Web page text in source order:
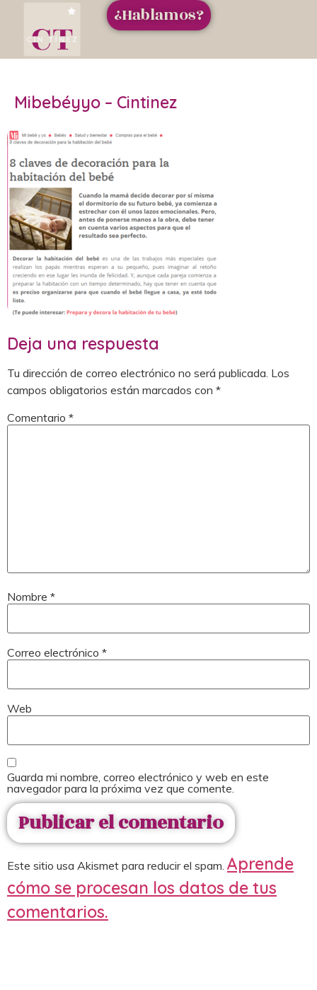
¿Hablamos?
Mibebéyyo – Cintinez
Deja una respuesta
Tu dirección de correo electrónico no será publicada. Los
campos obligatorios están marcados con *
Comentario *
Nombre *
Correo electrónico *
Web
Guarda mi nombre, correo electrónico y web en este
navegador para la próxima vez que comente.
Este sitio usa Akismet para reducir el spam. Aprende
cómo se procesan los datos de tus
comentarios.